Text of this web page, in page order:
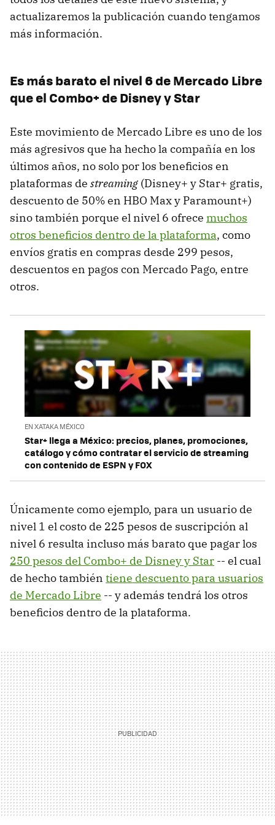
actualizaremos la publicación cuando tengamos
más información.
Es más barato el nivel 6 de Mercado Libre
que el Combo+ de Disney y Star
Este movimiento de Mercado Libre es uno de los
más agresivos que ha hecho la compañía en los
últimos años, no solo por los beneficios en
plataformas de streaming (Disney+ y Star+ gratis,
descuento de 50% en HBO Max y Paramount+)
sino también porque el nivel 6 ofrece muchos
otros beneficios dentro de la plataforma, como
envíos gratis en compras desde 299 pesos,
descuentos en pagos con Mercado Pago, entre
otros.
EN XATAKA MÉXICO
Star+ llega a México: precios, planes, promociones,
catálogo y cómo contratar el servicio de streaming
con contenido de ESPN y FOX
Únicamente como ejemplo, para un usuario de
nivel 1 el costo de 225 pesos de suscripción al
nivel 6 resulta incluso más barato que pagar los
250 pesos del Combo+ de Disney y Star -- el cual
de hecho también tiene descuento para usuarios
de Mercado Libre -- y además tendrá los otros
beneficios dentro de la plataforma.